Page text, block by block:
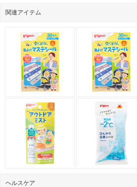
関連アイテム
ヘルスケア